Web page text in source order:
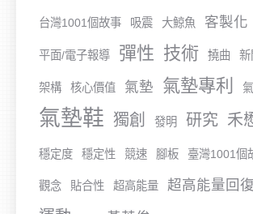
台灣1001個故事 吸震 大鯨魚 客製化
平面/電子報導 彈性 技術 撓曲 新
架構 核心價值 氣墊 氣墊專利
氣墊鞋 獨創 發明 研究 禾
穩定度 穩定性 競速 腳板 臺灣1001個
觀念 貼合性 超高能量 超高能量回